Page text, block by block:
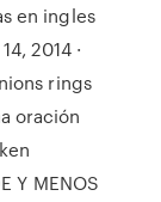
en ingles
2014 ·
rings
oración
Y MENOS